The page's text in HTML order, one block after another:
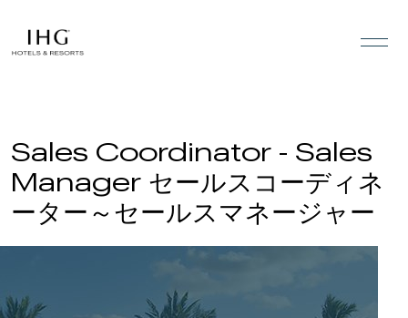
Sales Coordinator - Sales
Manager セールスコーディネ
ーター～セールスマネージャー